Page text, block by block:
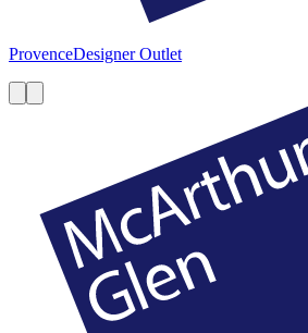
ProvenceDesigner Outlet